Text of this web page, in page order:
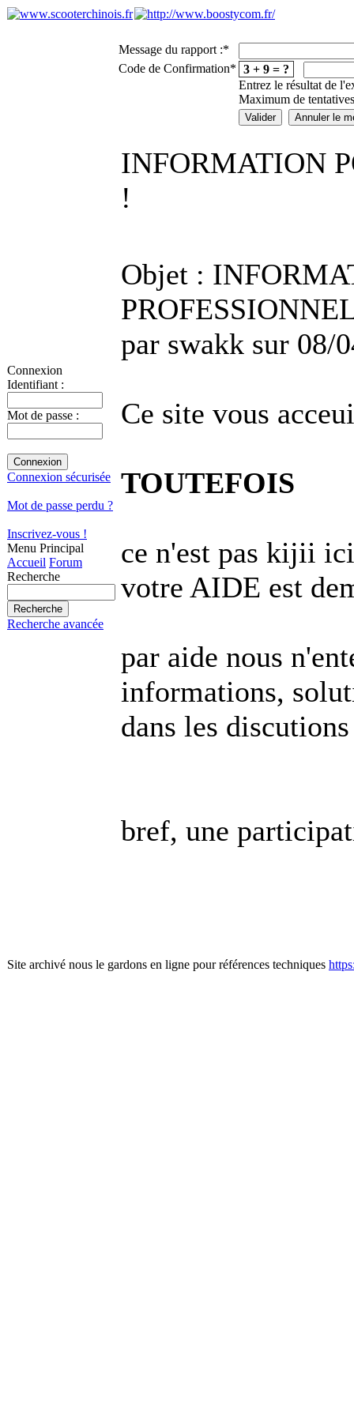
Connexion
Identifiant :
Mot de passe :
Connexion sécurisée
Mot de passe perdu ?
Inscrivez-vous !
Menu Principal
Accueil Forum
Recherche
Recherche avancée
Message du rapport :*
Code de Confirmation* 3 + 9 = ?
Entrez le résultat de
Maximum de
INFORMATION
!
Objet :
par swakk sur 08/
Ce site vous
TOUTEFOIS
ce n'est pas kijii
votre AIDE est
par aide nous
informations,
dans les discutions
bref, une
Site archivé nous le gardons en ligne pour références techniques